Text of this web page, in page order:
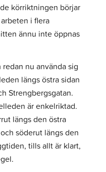
körriktningen börjar
i flera
ännu inte öppnas
nu använda sig
längs östra sidan
Strengbergsgatan.
är enkelriktad.
längs den östra
söderut längs den
tills allt är klart,